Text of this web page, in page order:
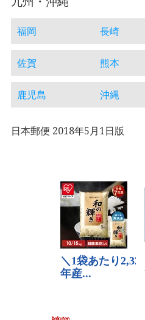
福岡 長崎
佐賀 熊本
鹿児島 沖縄
日本郵便 2018年5月1日版